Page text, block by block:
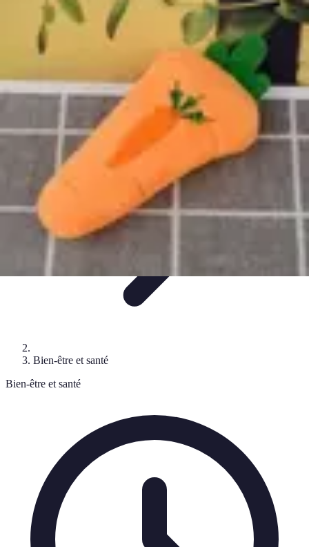
Passion du Padel
Culture et Pratique
Inspiration Équipement et Matériel
Développement
personnel
Développement Personnel
Bien-être et santé
Bien-être et santé